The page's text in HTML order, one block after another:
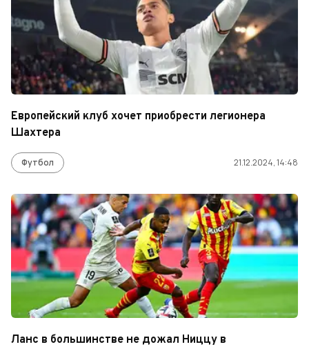
Европейский клуб хочет приобрести легионера
Шахтера
Футбол 21.12.2024, 14:48
Ланс в большинстве не дожал Ниццу в